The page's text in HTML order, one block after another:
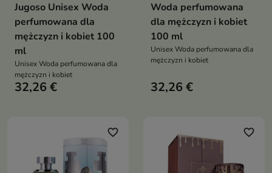
Jugoso Unisex Woda
perfumowana dla
mężczyzn i kobiet 100
ml
Unisex Woda perfumowana dla
mężczyzn i kobiet
32,26 €
Woda perfumowana
dla mężczyzn i kobiet
100 ml
Unisex Woda perfumowana dla
mężczyzn i kobiet
32,26 €
favorite_border favorite_border